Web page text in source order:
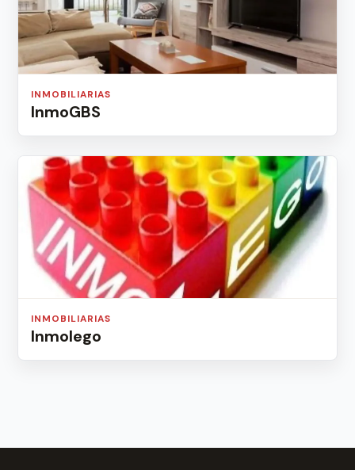
INMOBILIARIAS
InmoGBS
INMOBILIARIAS
Inmolego